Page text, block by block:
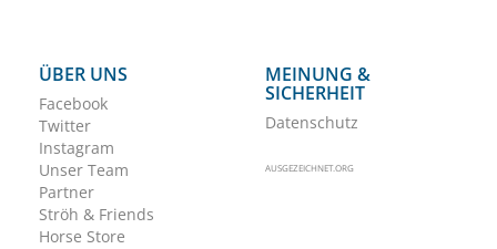
ÜBER UNS
Facebook
Twitter
Instagram
Unser Team
Partner
Ströh & Friends
Horse Store
MEINUNG &
SICHERHEIT
Datenschutz
AUSGEZEICHNET.ORG